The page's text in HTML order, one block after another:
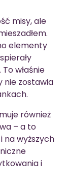
misy, ale
elementy
właśnie
nie zostawia
również
– a to
na wyższych
i